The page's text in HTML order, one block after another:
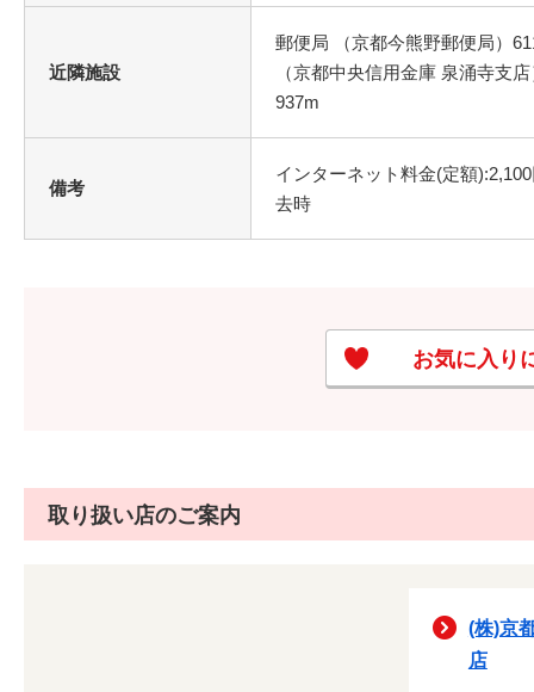
近隣施設
郵便局 （京都今熊野郵便局）
（京都中央信用金庫 泉涌寺支
937m
備考
インターネット料金(定額
去時
お気に入り
取り扱い店のご案内
(株)京
店